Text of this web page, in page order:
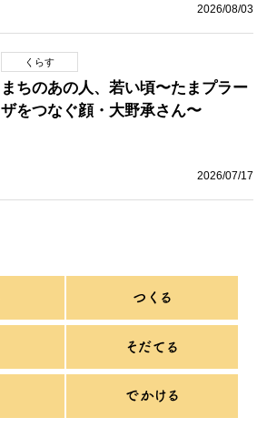
2026/08/03
くらす
まちのあの人、若い頃〜たまプラー
ザをつなぐ顔・大野承さん〜
2026/07/17